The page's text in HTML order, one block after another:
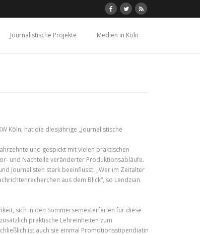
Journalistische Projekte Medien in Köln
Köln, hat die diesjährige „Journalistische
und gespickt mit vielen praktischen
und Nachteile veränderter Produktionsabläufe.
Journalisten stark beeinflusst. „Wer im Zeitalter
aus dem Blick“, so Lendzian.
sich in den Sommersemesterferien für diese
praktische Lehreinheiten zum
ist auch sie einmal Promotionsstipendiatin